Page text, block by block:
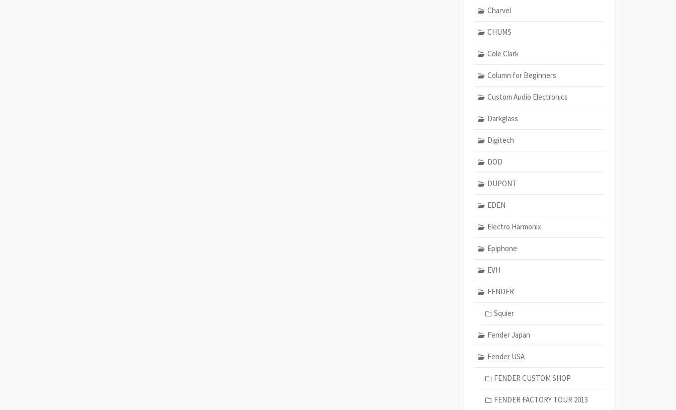
Charvel
CHUMS
Cole Clark
Column for Beginners
Custom Audio Electronics
Darkglass
Digitech
DOD
DUPONT
EDEN
Electro Harmonix
Epiphone
EVH
FENDER
Squier
Fender Japan
Fender USA
FENDER CUSTOM SHOP
FENDER FACTORY TOUR 2013